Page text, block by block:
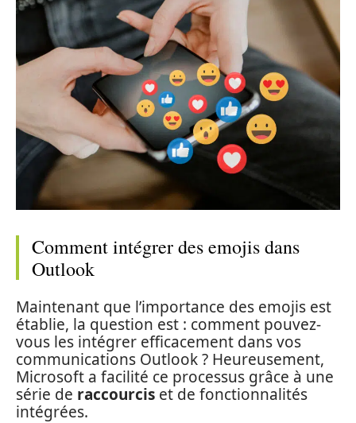
Comment intégrer des emojis dans
Outlook
Maintenant que l’importance des emojis est
établie, la question est : comment pouvez-
vous les intégrer efficacement dans vos
communications Outlook ? Heureusement,
Microsoft a facilité ce processus grâce à une
série de raccourcis et de fonctionnalités
intégrées.